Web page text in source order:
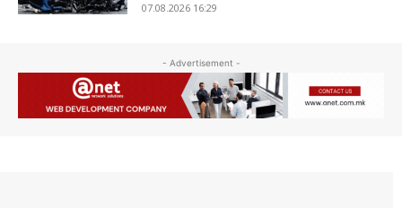
07.08.2026 16:29
- Advertisement -